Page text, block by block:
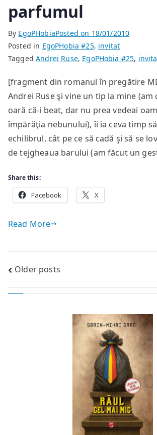
parfumul
By EgoPHobiaPosted on 18/01/2010
Posted in EgoPHobia #25, invitat
TaggedAndrei Ruse, EgoPHobia #25,
[fragment din romanul în pregătire
Andrei Ruse şi vine un tip la mine
oară că-i beat, dar nu prea vedeai
împărăţia nebunului), îi ia ceva timp
echilibrul, cât pe ce să cadă şi să se
de tejgheaua barului (am făcut un
Share this:
Facebook X
Read More
Posts
navigation
Older posts